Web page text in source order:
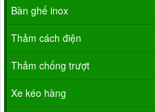
Bàn ghế inox
Thảm cách điện
Thảm chống trượt
Xe kéo hàng